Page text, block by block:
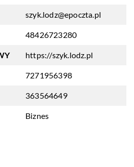
szyk.lodz@epoczta.pl
48426723280
https://szyk.lodz.pl
7271956398
363564649
Biznes